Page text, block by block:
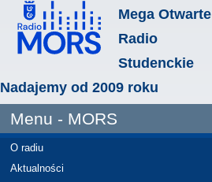
Mega Otwarte
Radio
Studenckie
Nadajemy od 2009 roku
Menu - MORS
O radiu
Aktualności